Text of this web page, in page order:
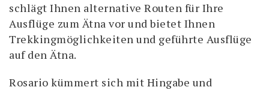
schlägt Ihnen alternative Routen für Ihre
Ausflüge zum Ätna vor und bietet Ihnen
Trekkingmöglichkeiten und geführte Ausflüge
auf den Ätna.
Rosario kümmert sich mit Hingabe und